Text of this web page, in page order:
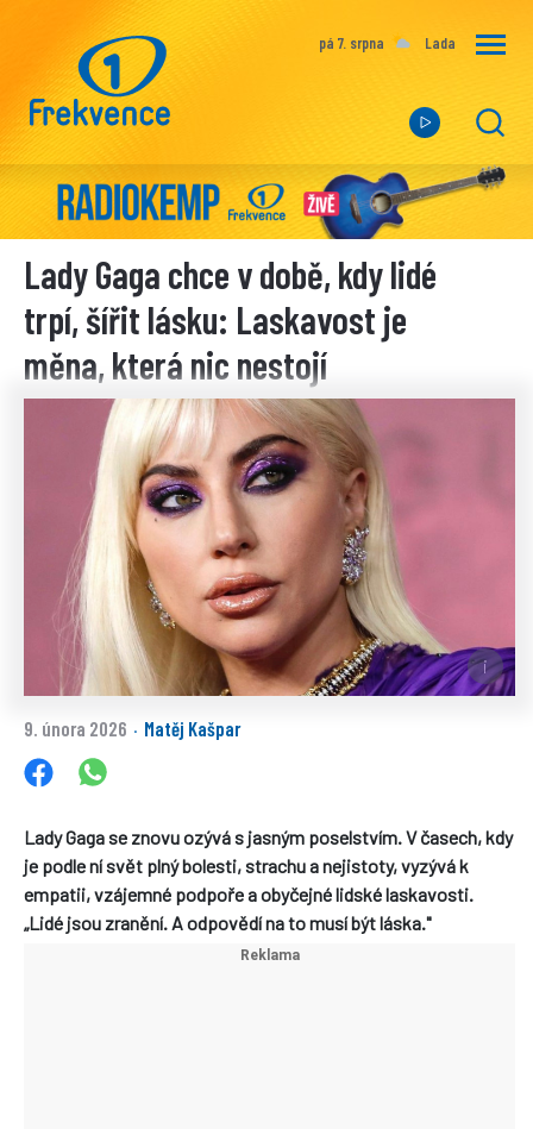
pá 7. srpna Lada
Lady Gaga chce v době, kdy lidé
trpí, šířit lásku: Laskavost je
měna, která nic nestojí
9. února 2026 · Matěj Kašpar
Lady Gaga se znovu ozývá s jasným poselstvím. V časech, kdy
je podle ní svět plný bolesti, strachu a nejistoty, vyzývá k
empatii, vzájemné podpoře a obyčejné lidské laskavosti.
„Lidé jsou zranění. A odpovědí na to musí být láska."